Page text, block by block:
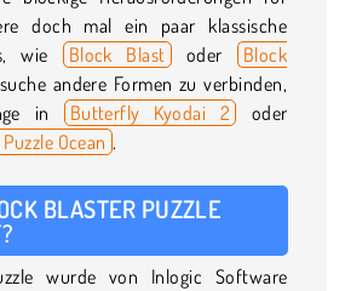
doch mal ein paar klassische
wie
Block Blast oder
Block
andere Formen zu verbinden,
in
Butterfly Kyodai 2
oder
Ocean .
BLASTER PUZZLE
wurde von Inlogic Software